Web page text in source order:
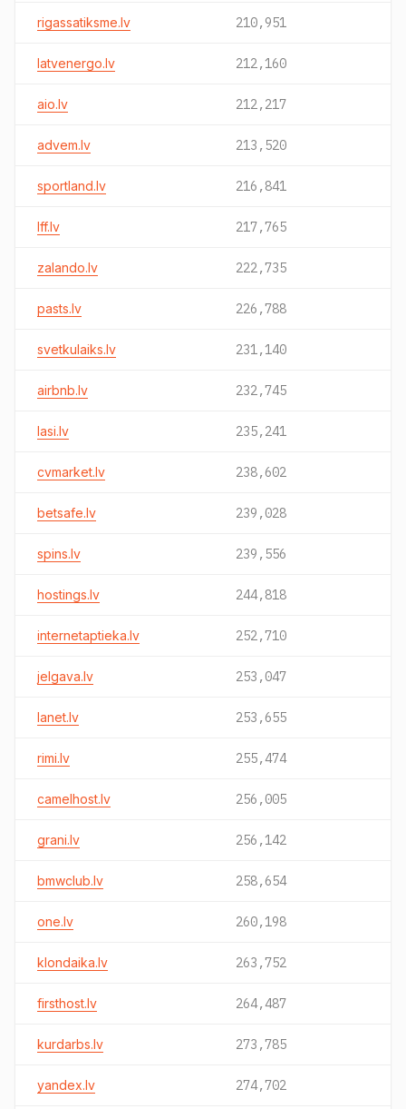
rigassatiksme.lv 210,951
latvenergo.lv 212,160
aio.lv 212,217
advem.lv 213,520
sportland.lv 216,841
lff.lv 217,765
zalando.lv 222,735
pasts.lv 226,788
svetkulaiks.lv 231,140
airbnb.lv 232,745
lasi.lv 235,241
cvmarket.lv 238,602
betsafe.lv 239,028
spins.lv 239,556
hostings.lv 244,818
internetaptieka.lv 252,710
jelgava.lv 253,047
lanet.lv 253,655
rimi.lv 255,474
camelhost.lv 256,005
grani.lv 256,142
bmwclub.lv 258,654
one.lv 260,198
klondaika.lv 263,752
firsthost.lv 264,487
kurdarbs.lv 273,785
yandex.lv 274,702